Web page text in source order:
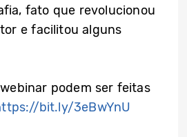
fato que revolucionou
e facilitou alguns
podem ser feitas
bit.ly/3eBwYnU